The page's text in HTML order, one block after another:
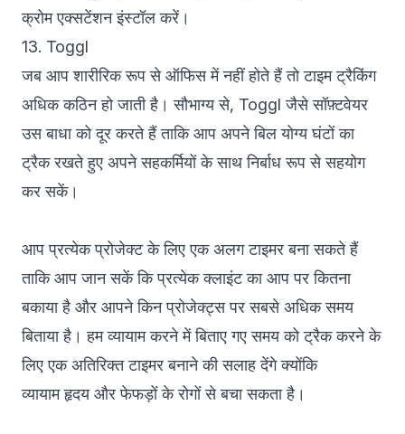
क्रोम एक्सटेंशन इंस्टॉल करें।
13. Toggl
जब आप शारीरिक रूप से ऑफिस में नहीं होते हैं तो टाइम ट्रैकिंग
अधिक कठिन हो जाती है। सौभाग्य से, Toggl जैसे सॉफ़्टवेयर
उस बाधा को दूर करते हैं ताकि आप अपने बिल योग्य घंटों का
ट्रैक रखते हुए अपने सहकर्मियों के साथ निर्बाध रूप से सहयोग
कर सकें।
आप प्रत्येक प्रोजेक्ट के लिए एक अलग टाइमर बना सकते हैं
ताकि आप जान सकें कि प्रत्येक क्लाइंट का आप पर कितना
बकाया है और आपने किन प्रोजेक्ट्स पर सबसे अधिक समय
बिताया है। हम व्यायाम करने में बिताए गए समय को ट्रैक करने के
लिए एक अतिरिक्त टाइमर बनाने की सलाह देंगे क्योंकि
व्यायामहृदय और फेफड़ों के रोगों से बचा सकता है ।